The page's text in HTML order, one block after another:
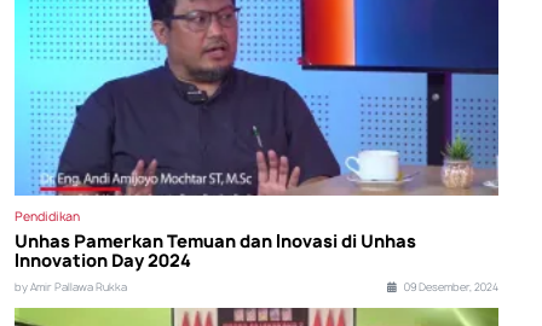
Pendidikan
Unhas Pamerkan Temuan dan Inovasi di Unhas
Innovation Day 2024
by Amir Pallawa Rukka 09 Desember, 2024